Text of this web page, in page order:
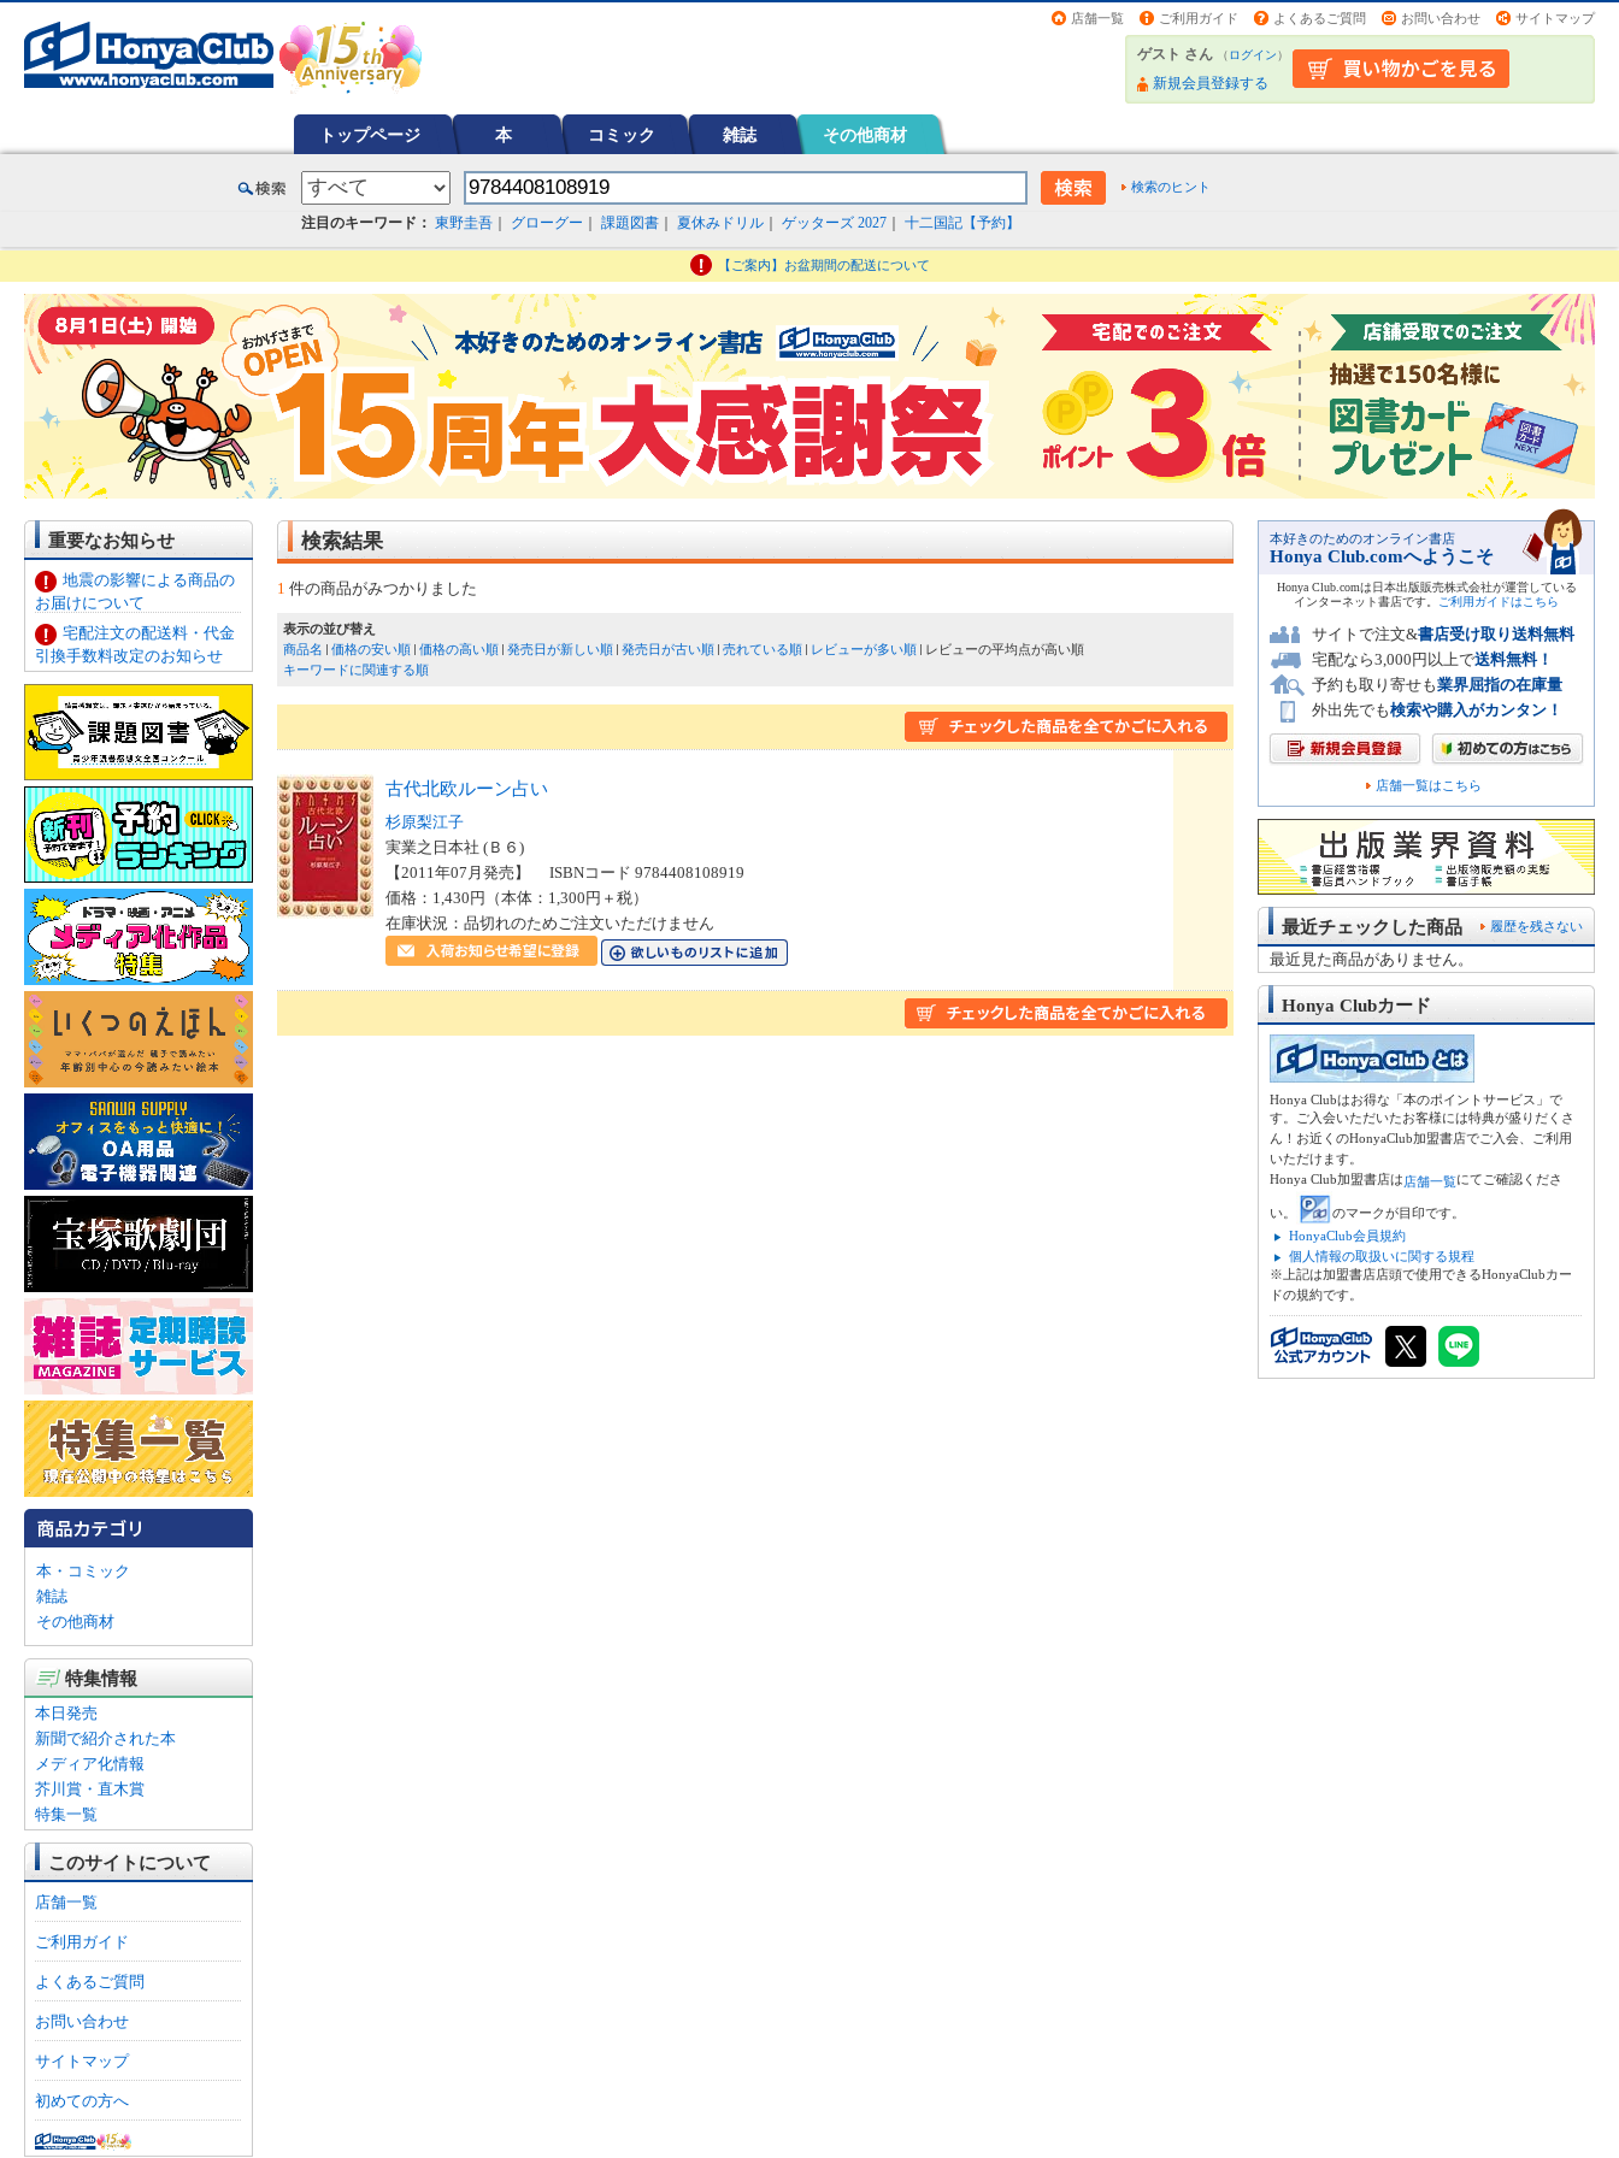
店舗一覧 ご利用ガイド よくあるご質問 お問い合わせ サイトマップ
ゲスト さん （ログイン）
新規会員登録する
トップページ 本 コミック 雑誌 その他商材
検索のヒント
注目のキーワード： 東野圭吾 グローグー 課題図書 夏休みドリル ゲッターズ 2027 十二国記【予約】
【ご案内】お盆期間の配送について
重要なお知らせ
地震の影響による商品の
お届けについて
宅配注文の配送料・代金
引換手数料改定のお知らせ
本・コミック
雑誌
その他商材
特集情報
本日発売
新聞で紹介された本
メディア化情報
芥川賞・直木賞
特集一覧
このサイトについて
店舗一覧
ご利用ガイド
よくあるご質問
お問い合わせ
サイトマップ
初めての方へ
検索結果
1 件の商品がみつかりました
表示の並び替え
商品名
価格の安い順 価格の高い順 発売日が新しい順 発売日が古い順 売れている順 レビューが多い順
レビューの平均点が高い順
キーワードに関連する順
古代北欧ルーン占い
杉原梨江子
実業之日本社 (Ｂ６)
【2011年07月発売】 ISBNコード 9784408108919
価格：1,430円（本体：1,300円＋税）
在庫状況：品切れのためご注文いただけません
本好きのためのオンライン書店
Honya Club.comへようこそ
Honya Club.comは日本出版販売株式会社が運営している
インターネット書店です。
ご利用ガイドはこちら
サイトで注文&書店受け取り送料無料
宅配なら3,000円以上で送料無料！
予約も取り寄せも業界屈指の在庫量
外出先でも検索や購入がカンタン！
店舗一覧はこちら
履歴を残さない
最近チェックした商品
最近見た商品がありません。
Honya Clubカード
Honya Clubはお得な「本のポイントサービス」で
す。ご入会いただいたお客様には特典が盛りだくさ
ん！お近くのHonyaClub加盟書店でご入会、ご利用
いただけます。
Honya Club加盟書店は店舗一覧にてご確認くださ
い。
のマークが目印です。
HonyaClub会員規約
個人情報の取扱いに関する規程
※上記は加盟書店店頭で使用できるHonyaClubカー
ドの規約です。